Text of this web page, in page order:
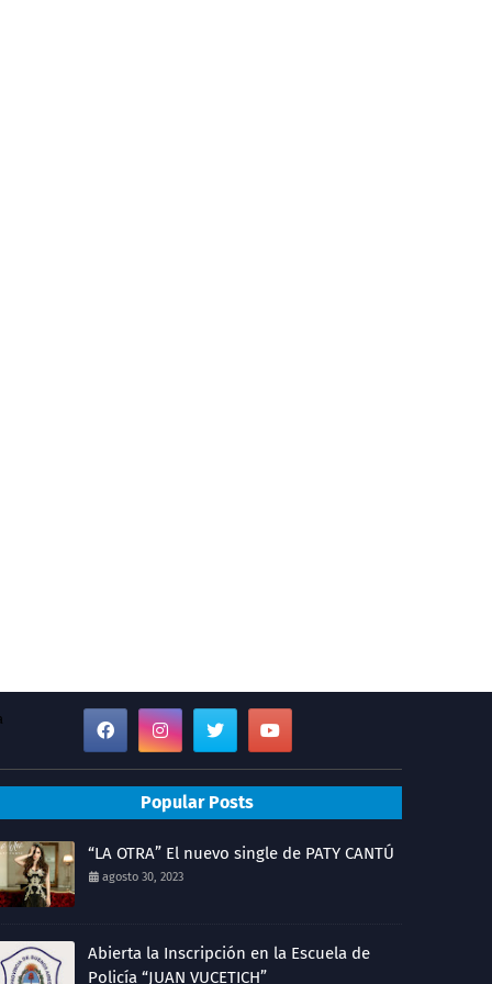
Popular Posts
“LA OTRA” El nuevo single de PATY CANTÚ
agosto 30, 2023
Abierta la Inscripción en la Escuela de
Policía “JUAN VUCETICH”